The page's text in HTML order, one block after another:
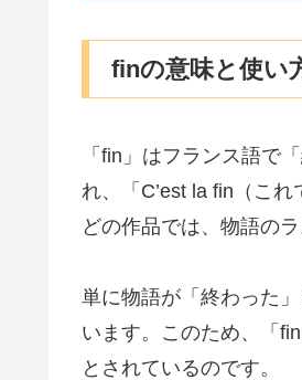
finの意味と使い
「fin」はフランス語で
れ、「C’est la fin（こ
どの作品では、物語の
単に物語が「終わった
います。このため、「
とされているのです。